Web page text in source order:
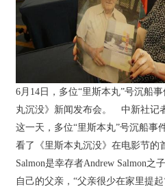
6月14日，多位“里斯本丸”号沉船
丸沉没》新闻发布会。 中新社记
这一天，多位“里斯本丸”号沉船事
看了《里斯本丸沉没》在电影节的
Salmon是幸存者Andrew Salmon之
自己的父亲，“父亲很少在家里提